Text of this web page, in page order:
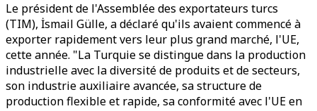
Le président de l'Assemblée des exportateurs turcs
(TIM), İsmail Gülle, a déclaré qu'ils avaient commencé à
exporter rapidement vers leur plus grand marché, l'UE,
cette année. "La Turquie se distingue dans la production
industrielle avec la diversité de produits et de secteurs,
son industrie auxiliaire avancée, sa structure de
production flexible et rapide, sa conformité avec l'UE en